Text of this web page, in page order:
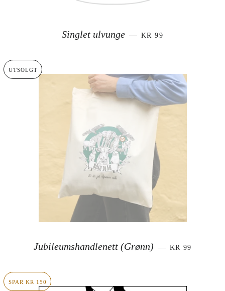
Singlet ulvunge — SALGSPRIS
KR 99
UTSOLGT
Jubileumshandlenett (Grønn) — SALGSPRIS
KR 99
SPAR KR 150